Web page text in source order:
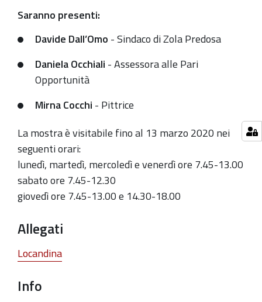
Saranno presenti:
Davide Dall’Omo - Sindaco di Zola Predosa
Daniela Occhiali - Assessora alle Pari
Opportunità
Mirna Cocchi - Pittrice
La mostra è visitabile fino al 13 marzo 2020 nei
seguenti orari:
lunedì, martedì, mercoledì e venerdì ore 7.45-13.00
sabato ore 7.45-12.30
giovedì ore 7.45-13.00 e 14.30-18.00
Allegati
Locandina
Info